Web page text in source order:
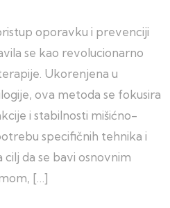
oporavku i prevenciji
se kao revolucionarno
Ukorenjena u
ova metoda se fokusira
i stabilnosti mišićno-
specifičnih tehnika i
da se bavi osnovnim
[…]